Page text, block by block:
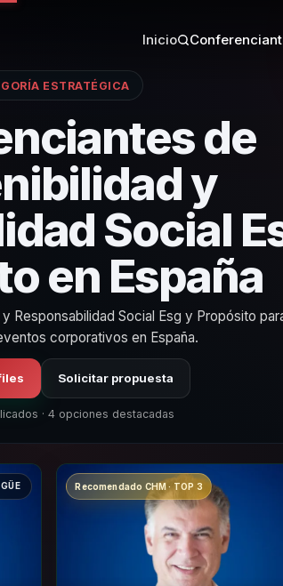
Inicio
ESTRATÉGICA
de
y
Social
en España
Responsabilidad Social Esg y Propósito
corporativos en España.
Solicitar propuesta
· 4 opciones destacadas
Recomendado CHM · TOP 3